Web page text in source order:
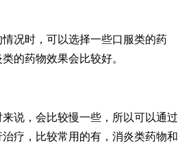
时，可以选择一些口服类的药
的药物效果会比较好。
，会比较慢一些，所以可以通过
疗，比较常用的有，消炎类药物和